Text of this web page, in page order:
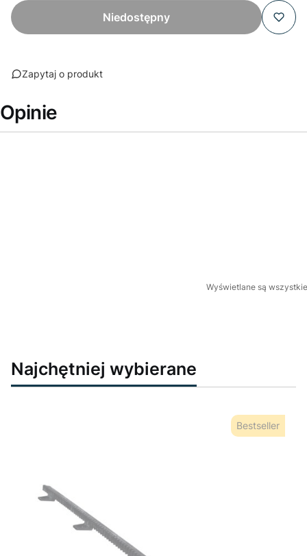
Niedostępny
Zapytaj o produkt
Opinie
Wyświetlane są
Najchętniej wybierane
Bestseller